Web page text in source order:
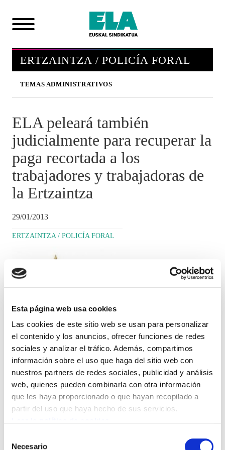
Esta página web usa cookies
Las cookies de este sitio web se usan para personalizar
el contenido y los anuncios, ofrecer funciones de redes
sociales y analizar el tráfico. Además, compartimos
información sobre el uso que haga del sitio web con
nuestros partners de redes sociales, publicidad y análisis
web, quienes pueden combinarla con otra información
que les haya proporcionado o que hayan recopilado a
partir del uso que haya hecho de sus servicios.
Necesario
ERTZAINTZA / POLICÍA FORAL
TEMAS ADMINISTRATIVOS
ELA peleará también
judicialmente para recuperar la
paga recortada a los
trabajadores y trabajadoras de
la Ertzaintza
29/01/2013
ERTZAINTZA / POLICÍA FORAL
ELA seguirá movilizándose activamente en
contra de los recortes y la destrucción de
empleo que están suponiendo las políticas